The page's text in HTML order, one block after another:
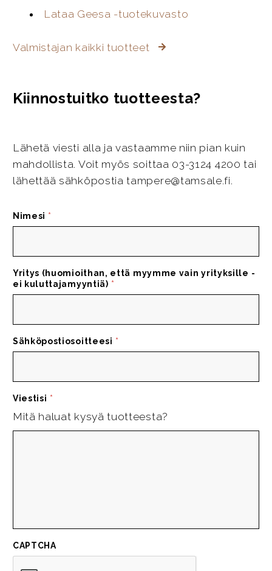
Lataa Geesa -tuotekuvasto
Valmistajan kaikki tuotteet
Kiinnostuitko tuotteesta?
Lähetä viesti alla ja vastaamme niin pian kuin
mahdollista. Voit myös soittaa 03-3124 4200 tai
lähettää sähköpostia tampere@tamsale.fi.
Nimesi *
Yritys (huomioithan, että myymme vain yrityksille -
ei kuluttajamyyntiä) *
Sähköpostiosoitteesi *
Viestisi *
Mitä haluat kysyä tuotteesta?
CAPTCHA